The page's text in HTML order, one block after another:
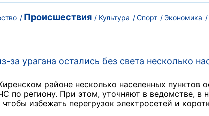
Происшествия Культура Спорт Экономика
за урагана остались без света несколько
районе несколько населенных пунктов
по региону. При этом, уточняют в ведомстве, в
избежать перегрузок электросетей и